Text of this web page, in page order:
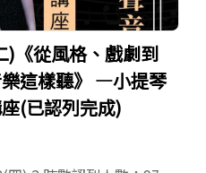
)《從風格、戲劇到
這樣聽》 —小提琴
(已認列完成)